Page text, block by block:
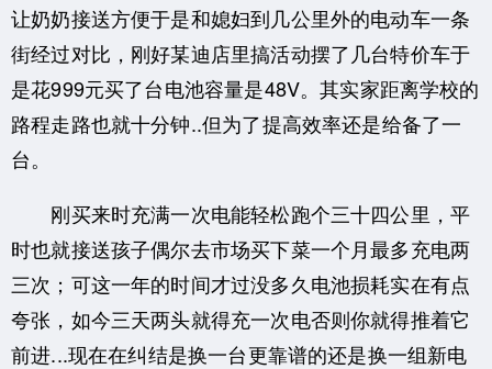
让奶奶接送方便于是和媳妇到几公里外的电动车一条
街经过对比，刚好某迪店里搞活动摆了几台特价车于
是花999元买了台电池容量是48V。其实家距离学校的
路程走路也就十分钟..但为了提高效率还是给备了一
台。
刚买来时充满一次电能轻松跑个三十四公里，平
时也就接送孩子偶尔去市场买下菜一个月最多充电两
三次；可这一年的时间才过没多久电池损耗实在有点
夸张，如今三天两头就得充一次电否则你就得推着它
前进...现在在纠结是换一台更靠谱的还是换一组新电